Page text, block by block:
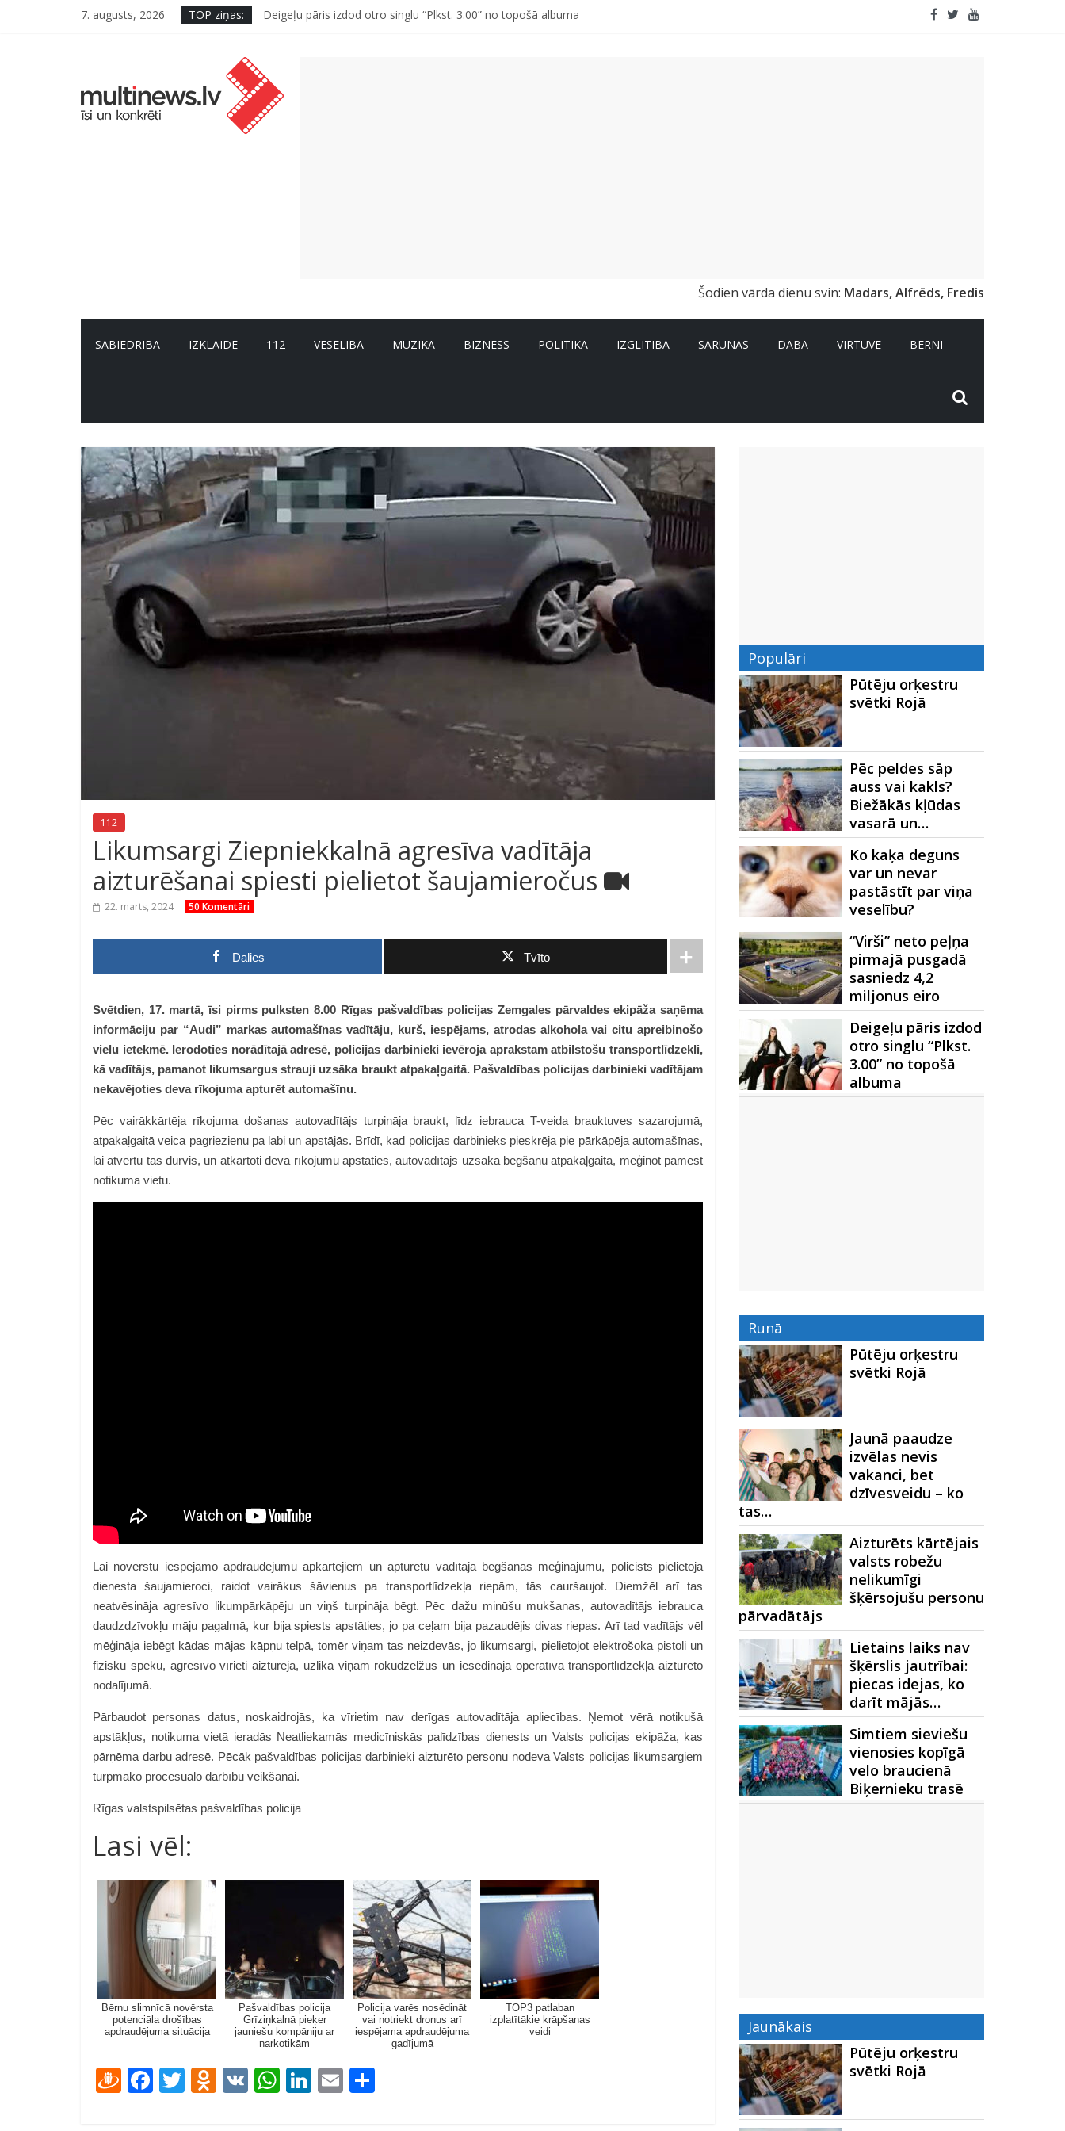
7. augusts, 2026 TOP ziņas:
“Virši” neto peļņa pirmajā pusgadā sasniedz 4,2 miljonus eiro
Ko kaķa deguns var un nevar pastāstīt par viņa veselību?
Šodien vārda dienu svin: Madars, Alfrēds, Fredis
SABIEDRĪBA IZKLAIDE 112 VESELĪBA MŪZIKA BIZNESS POLITIKA IZGLĪTĪBA SARUNAS DABA VIRTUVE BĒRNI
112
Likumsargi Ziepniekkalnā agresīva vadītāja
aizturēšanai spiesti pielietot šaujamieročus
22. marts, 2024 50 Komentāri
Dalies Tvīto
Svētdien, 17. martā, īsi pirms pulksten 8.00 Rīgas pašvaldības policijas Zemgales pārvaldes ekipāža saņēma
informāciju par “Audi” markas automašīnas vadītāju, kurš, iespējams, atrodas alkohola vai citu apreibinošo
vielu ietekmē. Ierodoties norādītajā adresē, policijas darbinieki ievēroja aprakstam atbilstošu transportlīdzekli,
kā vadītājs, pamanot likumsargus strauji uzsāka braukt atpakaļgaitā. Pašvaldības policijas darbinieki vadītājam
nekavējoties deva rīkojuma apturēt automašīnu.
Pēc vairākkārtēja rīkojuma došanas autovadītājs turpināja braukt, līdz iebrauca T-veida brauktuves sazarojumā,
atpakaļgaitā veica pagriezienu pa labi un apstājās. Brīdī, kad policijas darbinieks pieskrēja pie pārkāpēja automašīnas,
lai atvērtu tās durvis, un atkārtoti deva rīkojumu apstāties, autovadītājs uzsāka bēgšanu atpakaļgaitā, mēģinot pamest
notikuma vietu.
Lai novērstu iespējamo apdraudējumu apkārtējiem un apturētu vadītāja bēgšanas mēģinājumu, policists pielietoja
dienesta šaujamieroci, raidot vairākus šāvienus pa transportlīdzekļa riepām, tās cauršaujot. Diemžēl arī tas
neatvēsināja agresīvo likumpārkāpēju un viņš turpināja bēgt. Pēc dažu minūšu mukšanas, autovadītājs iebrauca
daudzdzīvokļu māju pagalmā, kur bija spiests apstāties, jo pa ceļam bija pazaudējis divas riepas. Arī tad vadītājs vēl
mēģināja iebēgt kādas mājas kāpņu telpā, tomēr viņam tas neizdevās, jo likumsargi, pielietojot elektrošoka pistoli un
fizisku spēku, agresīvo vīrieti aizturēja, uzlika viņam rokudzelžus un iesēdināja operatīvā transportlīdzekļa aizturēto
nodalījumā.
Pārbaudot personas datus, noskaidrojās, ka vīrietim nav derīgas autovadītāja apliecības. Ņemot vērā notikušā
apstākļus, notikuma vietā ieradās Neatliekamās medicīniskās palīdzības dienests un Valsts policijas ekipāža, kas
pārņēma darbu adresē. Pēcāk pašvaldības policijas darbinieki aizturēto personu nodeva Valsts policijas likumsargiem
turpmāko procesuālo darbību veikšanai.
Rīgas valstspilsētas pašvaldības policija
Lasi vēl:
Bērnu slimnīcā novērsta
potenciāla drošības
apdraudējuma situācija
Pašvaldības policija
Grīziņkalnā pieķer
jauniešu kompāniju ar
narkotikām
Policija varēs nosēdināt
vai notriekt dronus arī
iespējama apdraudējuma
gadījumā
TOP3 patlaban
izplatītākie krāpšanas
veidi
D F T O V W Li E
Populāri
Pūtēju orķestru
svētki Rojā
Pēc peldes sāp
auss vai kakls?
Biežākās kļūdas
vasarā un…
Ko kaķa deguns
var un nevar
pastāstīt par viņa
veselību?
“Virši” neto peļņa
pirmajā pusgadā
sasniedz 4,2
miljonus eiro
Deigeļu pāris izdod
otro singlu “Plkst.
3.00” no topošā
albuma
Runā
Pūtēju orķestru
svētki Rojā
Jaunā paaudze
izvēlas nevis
vakanci, bet
dzīvesveidu – ko
tas…
Aizturēts kārtējais
valsts robežu
nelikumīgi
šķērsojušu personu
pārvadātājs
Lietains laiks nav
šķērslis jautrībai:
piecas idejas, ko
darīt mājās…
Simtiem sieviešu
vienosies kopīgā
velo braucienā
Biķernieku trasē
Jaunākais
Pūtēju orķestru
svētki Rojā